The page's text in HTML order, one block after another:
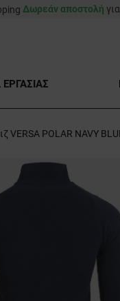
Δωρεάν αποστολή
ΕΡΓΑΣΙΑΣ
VERSA POLAR NAVY